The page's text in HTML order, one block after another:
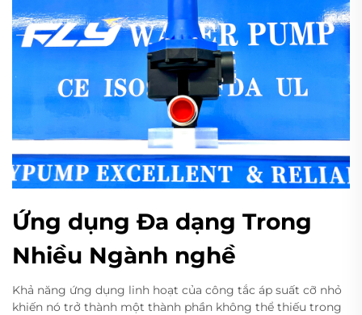
Ứng dụng Đa dạng Trong
Nhiều Ngành nghề
Khả năng ứng dụng linh hoạt của công tắc áp suất cỡ nhỏ
khiến nó trở thành một thành phần không thể thiếu trong